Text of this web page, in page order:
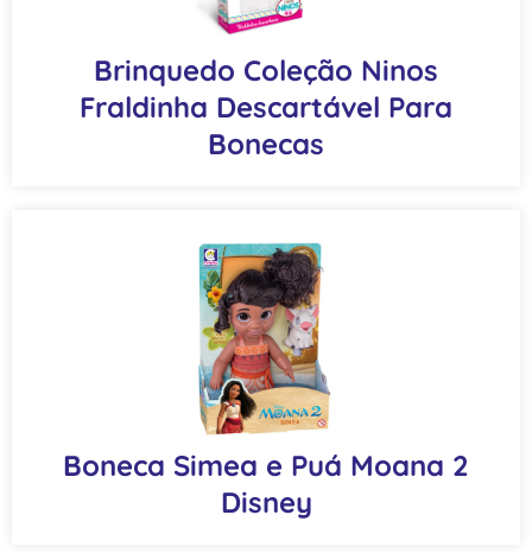
Brinquedo Coleção Ninos
Fraldinha Descartável Para
Bonecas
Boneca Simea e Puá Moana 2
Disney